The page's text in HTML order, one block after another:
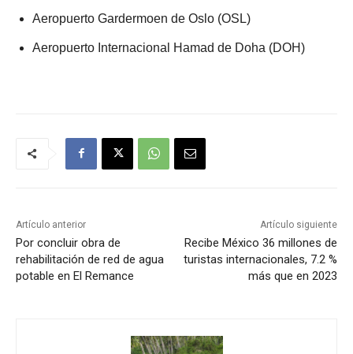
Aeropuerto Gardermoen de Oslo (OSL)
Aeropuerto Internacional Hamad de Doha (DOH)
Artículo anterior
Por concluir obra de
rehabilitación de red de agua
potable en El Remance
Artículo siguiente
Recibe México 36 millones de
turistas internacionales, 7.2 %
más que en 2023